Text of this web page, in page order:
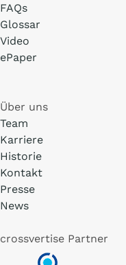
FAQs
Glossar
Video
ePaper
Über uns
Team
Karriere
Historie
Kontakt
Presse
News
crossvertise Partner